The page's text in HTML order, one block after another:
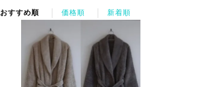
おすすめ順 価格順 新着順